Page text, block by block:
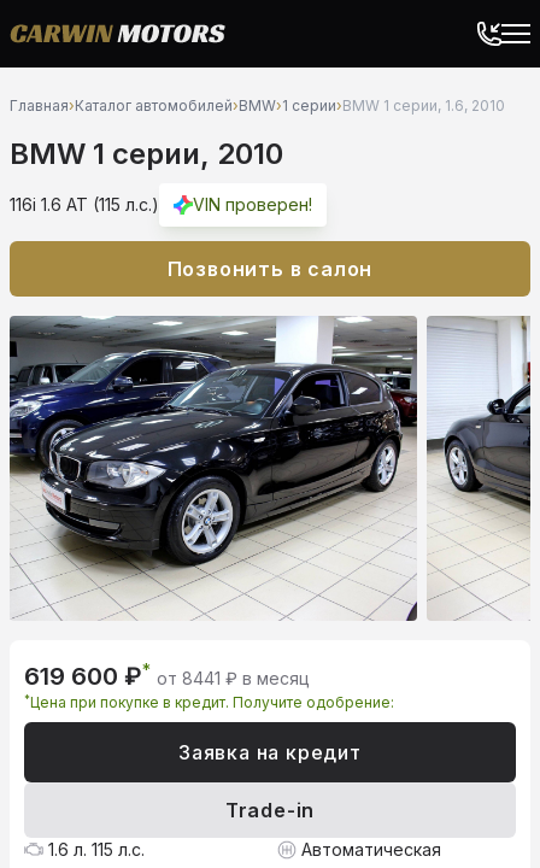
Главная›Каталог автомобилей›BMW›1 серии›BMW 1 серии, 1.6, 2010
BMW 1 серии, 2010
116i 1.6 AT (115 л.с.) VIN проверен!
Позвонить в салон
619 600 ₽* от 8441 ₽ в месяц
*Цена при покупке в кредит. Получите одобрение:
Заявка на кредит
Trade-in
1.6 л. 115 л.с.
Автоматическая